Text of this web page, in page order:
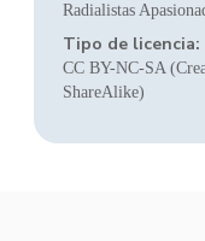
Radialistas
Tipo de licencia:
CC BY-NC-SA
ShareAlike)